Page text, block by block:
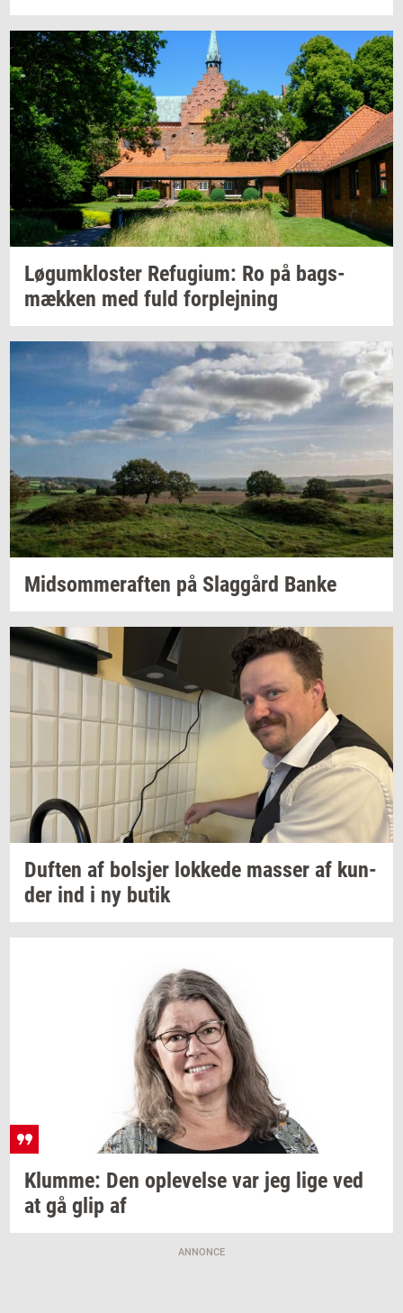
Løgum­klo­ster Re­fu­gi­um: Ro på bags­
mæk­ken med fuld for­plej­ning
Mid­som­mer­af­ten på Slag­gård Banke
Duf­ten af bol­sjer lok­ke­de mas­ser af kun­
der ind i ny butik
Klum­me: Den op­le­vel­se var jeg lige ved
at gå glip af
ANNONCE